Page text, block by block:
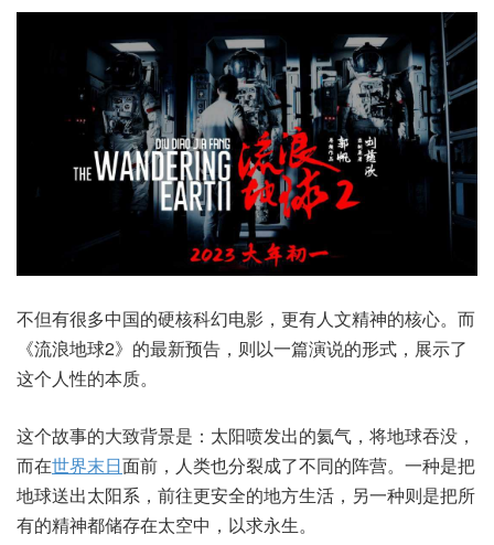
不但有很多中国的硬核科幻电影，更有人文精神的核心。而
《流浪地球2》的最新预告，则以一篇演说的形式，展示了
这个人性的本质。
这个故事的大致背景是：太阳喷发出的氦气，将地球吞没，
而在世界末日面前，人类也分裂成了不同的阵营。一种是把
地球送出太阳系，前往更安全的地方生活，另一种则是把所
有的精神都储存在太空中，以求永生。